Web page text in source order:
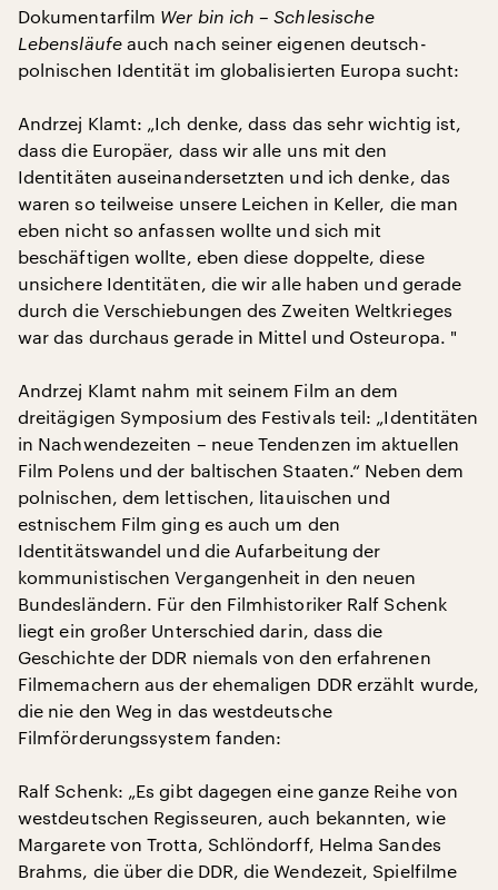
Dokumentarfilm Wer bin ich – Schlesische
Lebensläufeauch nach seiner eigenen deutsch-
polnischen Identität im globalisierten Europa sucht:
Andrzej Klamt: „Ich denke, dass das sehr wichtig ist,
dass die Europäer, dass wir alle uns mit den
Identitäten auseinandersetzten und ich denke, das
waren so teilweise unsere Leichen in Keller, die man
eben nicht so anfassen wollte und sich mit
beschäftigen wollte, eben diese doppelte, diese
unsichere Identitäten, die wir alle haben und gerade
durch die Verschiebungen des Zweiten Weltkrieges
war das durchaus gerade in Mittel und Osteuropa. "
Andrzej Klamt nahm mit seinem Film an dem
dreitägigen Symposium des Festivals teil: „Identitäten
in Nachwendezeiten – neue Tendenzen im aktuellen
Film Polens und der baltischen Staaten.“ Neben dem
polnischen, dem lettischen, litauischen und
estnischem Film ging es auch um den
Identitätswandel und die Aufarbeitung der
kommunistischen Vergangenheit in den neuen
Bundesländern. Für den Filmhistoriker Ralf Schenk
liegt ein großer Unterschied darin, dass die
Geschichte der DDR niemals von den erfahrenen
Filmemachern aus der ehemaligen DDR erzählt wurde,
die nie den Weg in das westdeutsche
Filmförderungssystem fanden:
Ralf Schenk: „Es gibt dagegen eine ganze Reihe von
westdeutschen Regisseuren, auch bekannten, wie
Margarete von Trotta, Schlöndorff, Helma Sandes
Brahms, die über die DDR, die Wendezeit, Spielfilme